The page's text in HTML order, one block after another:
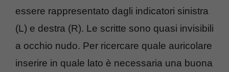
essere rappresentato dagli indicatori sinistra
(L) e destra (R). Le scritte sono quasi invisibili
a occhio nudo. Per ricercare quale auricolare
inserire in quale lato è necessaria una buona